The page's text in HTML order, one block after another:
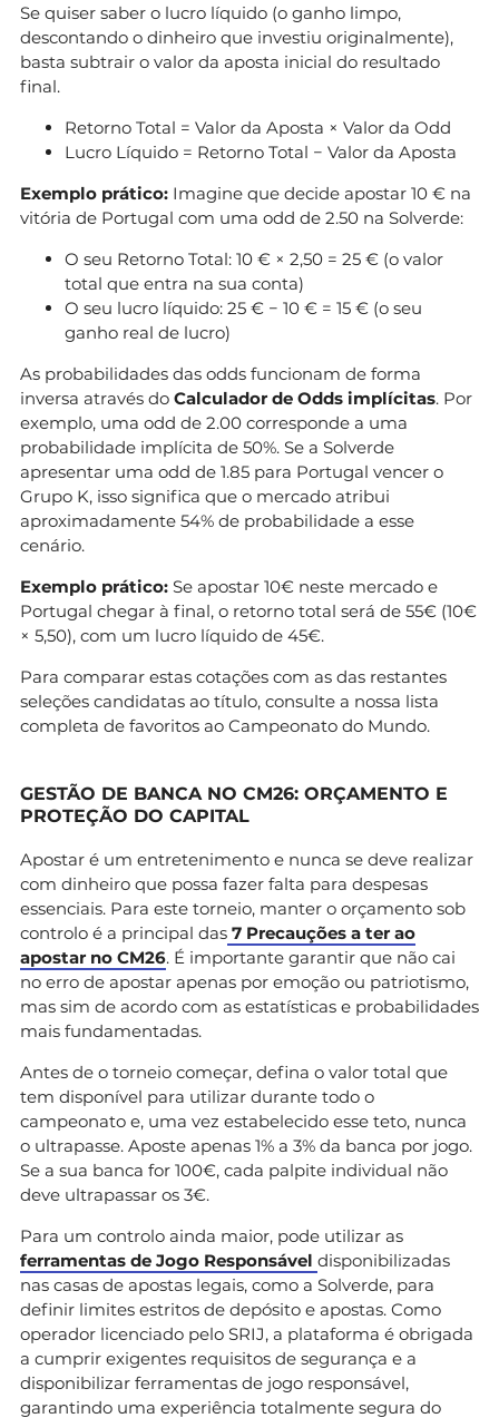
Se quiser saber o lucro líquido (o ganho limpo,
descontando o dinheiro que investiu originalmente),
basta subtrair o valor da aposta inicial do resultado
final.
Retorno Total = Valor da Aposta × Valor da Odd
Lucro Líquido = Retorno Total − Valor da Aposta
Exemplo prático: Imagine que decide apostar 10 € na
vitória de Portugal com uma odd de 2.50 na Solverde:
O seu Retorno Total: 10 € × 2,50 = 25 € (o valor
total que entra na sua conta)
O seu lucro líquido: 25 € − 10 € = 15 € (o seu
ganho real de lucro)
As probabilidades das odds funcionam de forma
inversa através do Calculador de Odds implícitas. Por
exemplo, uma odd de 2.00 corresponde a uma
probabilidade implícita de 50%. Se a Solverde
apresentar uma odd de 1.85 para Portugal vencer o
Grupo K, isso significa que o mercado atribui
aproximadamente 54% de probabilidade a esse
cenário.
Exemplo prático: Se apostar 10€ neste mercado e
Portugal chegar à final, o retorno total será de 55€ (10€
× 5,50), com um lucro líquido de 45€.
Para comparar estas cotações com as das restantes
seleções candidatas ao título, consulte a nossa lista
completa de favoritos ao Campeonato do Mundo.
GESTÃO DE BANCA NO CM26: ORÇAMENTO E
PROTEÇÃO DO CAPITAL
Apostar é um entretenimento e nunca se deve realizar
com dinheiro que possa fazer falta para despesas
essenciais. Para este torneio, manter o orçamento sob
controlo é a principal das 7 Precauções a ter ao
apostar no CM26. É importante garantir que não cai
no erro de apostar apenas por emoção ou patriotismo,
mas sim de acordo com as estatísticas e probabilidades
mais fundamentadas.
Antes de o torneio começar, defina o valor total que
tem disponível para utilizar durante todo o
campeonato e, uma vez estabelecido esse teto, nunca
o ultrapasse. Aposte apenas 1% a 3% da banca por jogo.
Se a sua banca for 100€, cada palpite individual não
deve ultrapassar os 3€.
Para um controlo ainda maior, pode utilizar as
ferramentas de Jogo Responsável disponibilizadas
nas casas de apostas legais, como a Solverde, para
definir limites estritos de depósito e apostas. Como
operador licenciado pelo SRIJ, a plataforma é obrigada
a cumprir exigentes requisitos de segurança e a
disponibilizar ferramentas de jogo responsável,
garantindo uma experiência totalmente segura do